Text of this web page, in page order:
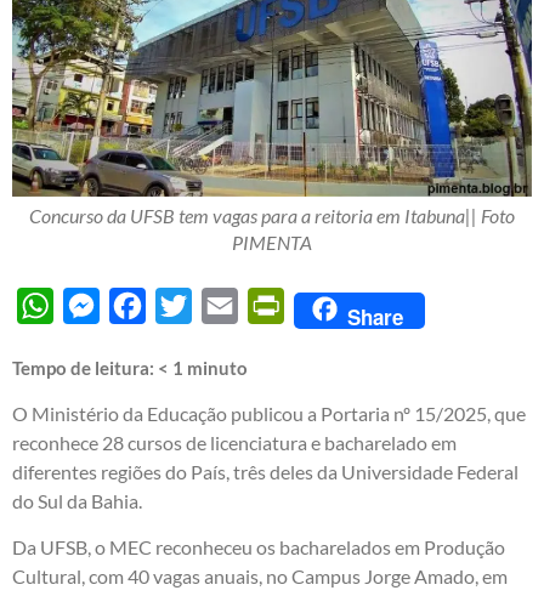
Concurso da UFSB tem vagas para a reitoria em Itabuna|| Foto
PIMENTA
WhatsAppMessengerFacebook
Twitter Email PrintFriendly
Share
Tempo de leitura: < 1 minuto
O Ministério da Educação publicou a Portaria nº 15/2025, que
reconhece 28 cursos de licenciatura e bacharelado em
diferentes regiões do País, três deles da Universidade Federal
do Sul da Bahia.
Da UFSB, o MEC reconheceu os bacharelados em Produção
Cultural, com 40 vagas anuais, no Campus Jorge Amado, em